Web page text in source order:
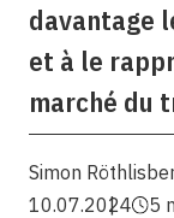
davantage
et à le
marché du
Simon
10.07.2024
5